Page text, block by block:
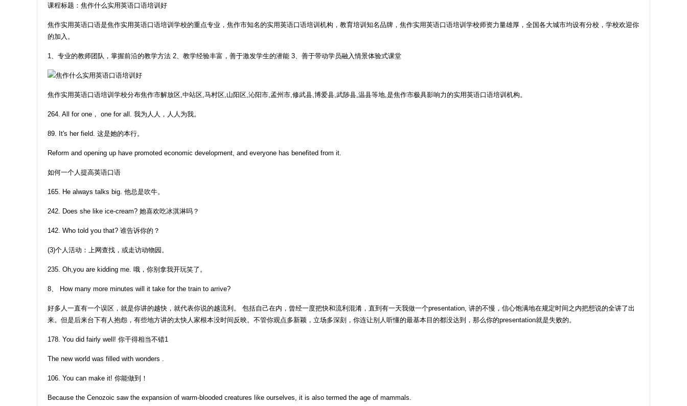
课程标题：焦作什么实用英语口语培训好
焦作实用英语口语是焦作实用英语口语培训学校的重点专业，焦作市知名的实用英语口语培训机构，教育培训知名品牌，焦作实用英语口语培训学校师资力量雄厚，全国各大城市均设有分校，学校欢迎你
的加入。
1、专业的教师团队，掌握前沿的教学方法 2、教学经验丰富，善于激发学生的潜能 3、善于带动学员融入情景体验式课堂
焦作实用英语口语培训学校分布焦作市解放区,中站区,马村区,山阳区,沁阳市,孟州市,修武县,博爱县,武陟县,温县等地,是焦作市极具影响力的实用英语口语培训机构。
264. All for one， one for all. 我为人人，人人为我。
89. It's her field. 这是她的本行。
Reform and opening up have promoted economic development, and everyone has benefited from it.
如何一个人提高英语口语
165. He always talks big. 他总是吹牛。
242. Does she like ice-cream? 她喜欢吃冰淇淋吗？
142. Who told you that? 谁告诉你的？
(3)个人活动：上网查找，或走访动物园。
235. Oh,you are kidding me. 哦，你别拿我开玩笑了。
8、 How many more minutes will it take for the train to arrive?
好多人一直有一个误区，就是你讲的越快，就代表你说的越流利。 包括自己在内，曾经一度把快和流利混淆，直到有一天我做一个presentation, 讲的不慢，信心饱满地在规定时间之内把想说的全讲了出
来。但是后来台下有人抱怨，有些地方讲的太快人家根本没时间反映。不管你观点多新颖，立场多深刻，你连让别人听懂的最基本目的都没达到，那么你的presentation就是失败的。
178. You did fairly well! 你干得相当不错1
The new world was filled with wonders .
106. You can make it! 你能做到！
Because the Cenozoic saw the expansion of warm-blooded creatures like ourselves, it is also termed the age of mammals.